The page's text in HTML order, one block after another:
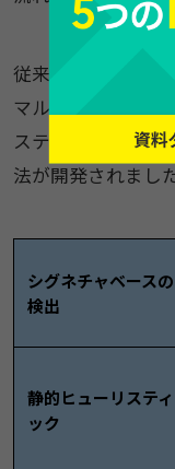
従来のシグネチャ
マルウェアに対抗
スティック」や「
法が開発されました
シグネチャベースの
検出
静的ヒューリスティ
ック